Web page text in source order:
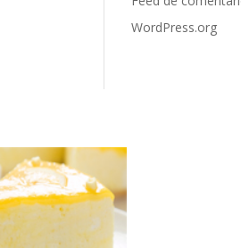
WordPress.org